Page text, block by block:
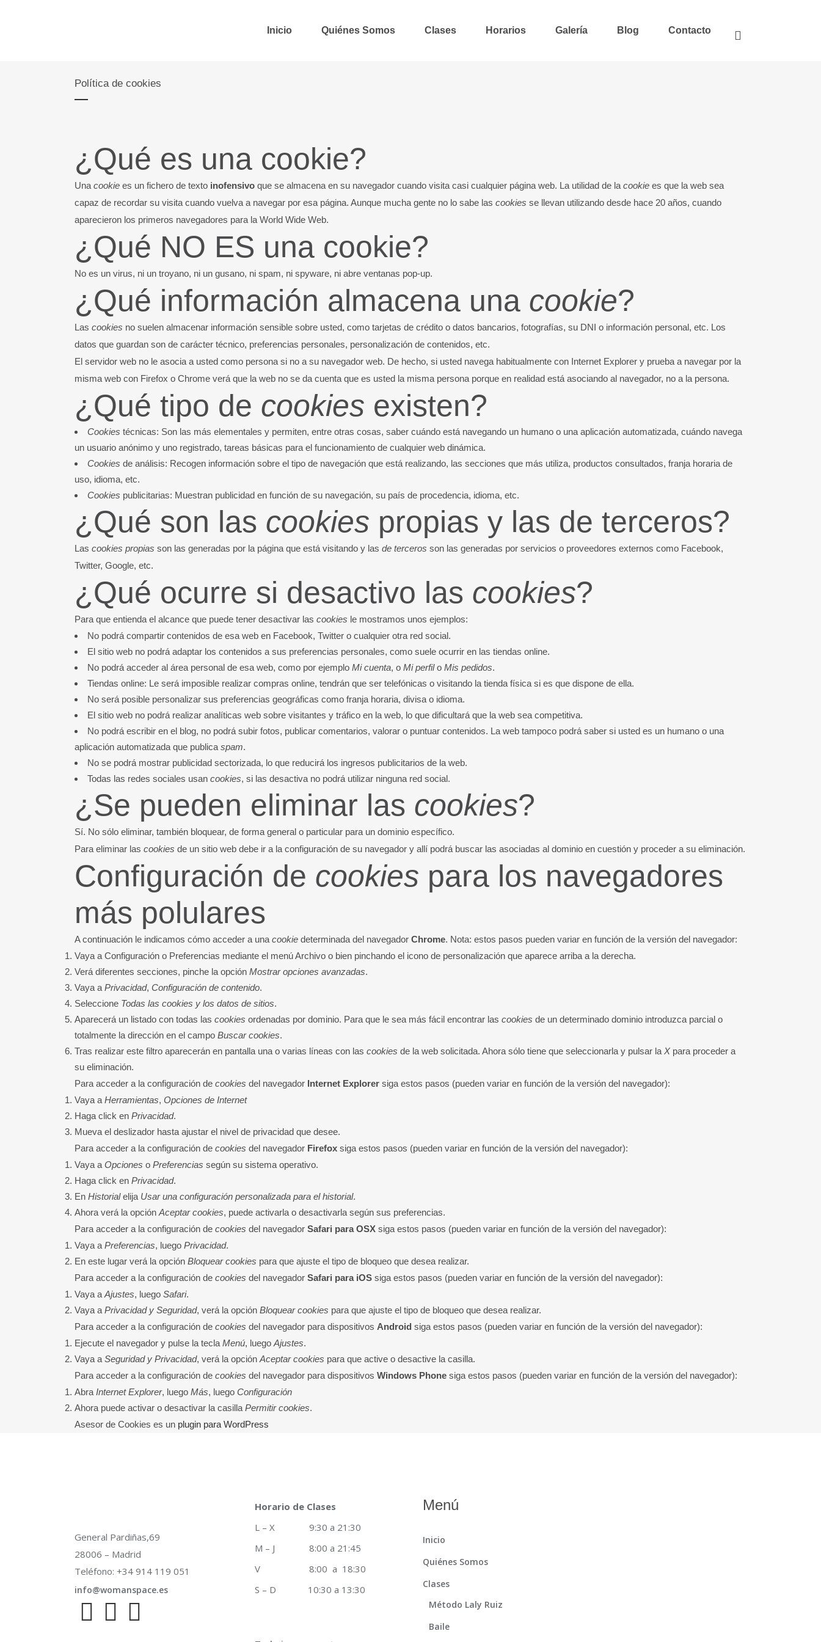
Inicio Quiénes Somos Clases Horarios Galería Blog Contacto
Política de cookies
¿Qué es una cookie?
Una cookie es un fichero de texto inofensivo que se almacena en su navegador cuando visita casi cualquier página web. La utilidad de la cookie es que la web sea
capaz de recordar su visita cuando vuelva a navegar por esa página. Aunque mucha gente no lo sabe las cookies se llevan utilizando desde hace 20 años, cuando
aparecieron los primeros navegadores para la World Wide Web.
¿Qué NO ES una cookie?
No es un virus, ni un troyano, ni un gusano, ni spam, ni spyware, ni abre ventanas pop-up.
¿Qué información almacena una cookie?
Las cookies no suelen almacenar información sensible sobre usted, como tarjetas de crédito o datos bancarios, fotografías, su DNI o información personal, etc. Los
datos que guardan son de carácter técnico, preferencias personales, personalización de contenidos, etc.
El servidor web no le asocia a usted como persona si no a su navegador web. De hecho, si usted navega habitualmente con Internet Explorer y prueba a navegar por la
misma web con Firefox o Chrome verá que la web no se da cuenta que es usted la misma persona porque en realidad está asociando al navegador, no a la persona.
¿Qué tipo de cookies existen?
Cookies técnicas: Son las más elementales y permiten, entre otras cosas, saber cuándo está navegando un humano o una aplicación automatizada, cuándo navega
un usuario anónimo y uno registrado, tareas básicas para el funcionamiento de cualquier web dinámica.
Cookies de análisis: Recogen información sobre el tipo de navegación que está realizando, las secciones que más utiliza, productos consultados, franja horaria de
uso, idioma, etc.
Cookies publicitarias: Muestran publicidad en función de su navegación, su país de procedencia, idioma, etc.
¿Qué son las cookies propias y las de terceros?
Las cookies propias son las generadas por la página que está visitando y las de terceros son las generadas por servicios o proveedores externos como Facebook,
Twitter, Google, etc.
¿Qué ocurre si desactivo las cookies?
Para que entienda el alcance que puede tener desactivar las cookies le mostramos unos ejemplos:
No podrá compartir contenidos de esa web en Facebook, Twitter o cualquier otra red social.
El sitio web no podrá adaptar los contenidos a sus preferencias personales, como suele ocurrir en las tiendas online.
No podrá acceder al área personal de esa web, como por ejemplo Mi cuenta, o Mi perfilo Mis pedidos.
Tiendas online: Le será imposible realizar compras online, tendrán que ser telefónicas o visitando la tienda física si es que dispone de ella.
No será posible personalizar sus preferencias geográficas como franja horaria, divisa o idioma.
El sitio web no podrá realizar analíticas web sobre visitantes y tráfico en la web, lo que dificultará que la web sea competitiva.
No podrá escribir en el blog, no podrá subir fotos, publicar comentarios, valorar o puntuar contenidos. La web tampoco podrá saber si usted es un humano o una
aplicación automatizada que publica spam.
No se podrá mostrar publicidad sectorizada, lo que reducirá los ingresos publicitarios de la web.
Todas las redes sociales usan cookies, si las desactiva no podrá utilizar ninguna red social.
¿Se pueden eliminar las cookies?
Sí. No sólo eliminar, también bloquear, de forma general o particular para un dominio específico.
Para eliminar las cookies de un sitio web debe ir a la configuración de su navegador y allí podrá buscar las asociadas al dominio en cuestión y proceder a su eliminación.
Configuración de cookies para los navegadores
más polulares
A continuación le indicamos cómo acceder a una cookie determinada del navegador Chrome. Nota: estos pasos pueden variar en función de la versión del navegador:
Vaya a Configuración o Preferencias mediante el menú Archivo o bien pinchando el icono de personalización que aparece arriba a la derecha.
Verá diferentes secciones, pinche la opción Mostrar opciones avanzadas.
Vaya a Privacidad, Configuración de contenido.
Seleccione Todas las cookies y los datos de sitios.
Aparecerá un listado con todas las cookies ordenadas por dominio. Para que le sea más fácil encontrar las cookies de un determinado dominio introduzca parcial o
totalmente la dirección en el campo Buscar cookies.
Tras realizar este filtro aparecerán en pantalla una o varias líneas con las cookies de la web solicitada. Ahora sólo tiene que seleccionarla y pulsar la X para proceder a
su eliminación.
Para acceder a la configuración de cookies del navegador Internet Explorer siga estos pasos (pueden variar en función de la versión del navegador):
Vaya a Herramientas, Opciones de Internet
Haga click en Privacidad.
Mueva el deslizador hasta ajustar el nivel de privacidad que desee.
Para acceder a la configuración de cookies del navegador Firefox siga estos pasos (pueden variar en función de la versión del navegador):
Vaya a Opciones o Preferencias según su sistema operativo.
Haga click en Privacidad.
En Historialelija Usar una configuración personalizada para el historial.
Ahora verá la opción Aceptar cookies, puede activarla o desactivarla según sus preferencias.
Para acceder a la configuración de cookies del navegador Safari para OSX siga estos pasos (pueden variar en función de la versión del navegador):
Vaya a Preferencias, luego Privacidad.
En este lugar verá la opción Bloquear cookies para que ajuste el tipo de bloqueo que desea realizar.
Para acceder a la configuración de cookies del navegador Safari para iOS siga estos pasos (pueden variar en función de la versión del navegador):
Vaya a Ajustes, luego Safari.
Vaya a Privacidad y Seguridad, verá la opción Bloquear cookies para que ajuste el tipo de bloqueo que desea realizar.
Para acceder a la configuración de cookies del navegador para dispositivos Android siga estos pasos (pueden variar en función de la versión del navegador):
Ejecute el navegador y pulse la tecla Menú, luego Ajustes.
Vaya a Seguridad y Privacidad, verá la opción Aceptar cookies para que active o desactive la casilla.
Para acceder a la configuración de cookies del navegador para dispositivos Windows Phone siga estos pasos (pueden variar en función de la versión del navegador):
Abra Internet Explorer, luego Más, luego Configuración
Ahora puede activar o desactivar la casilla Permitir cookies.
Asesor de Cookies es un plugin para WordPress
General Pardiñas,69
28006 – Madrid
Teléfono: +34 914 119 051
info@womanspace.es
Horario de Clases
L – X 9:30 a 21:30
M – J 8:00 a 21:45
V 8:00 a 18:30
S – D 10:30 a 13:30
Menú
Inicio
Quiénes Somos
Clases
Método Laly Ruiz
Baile